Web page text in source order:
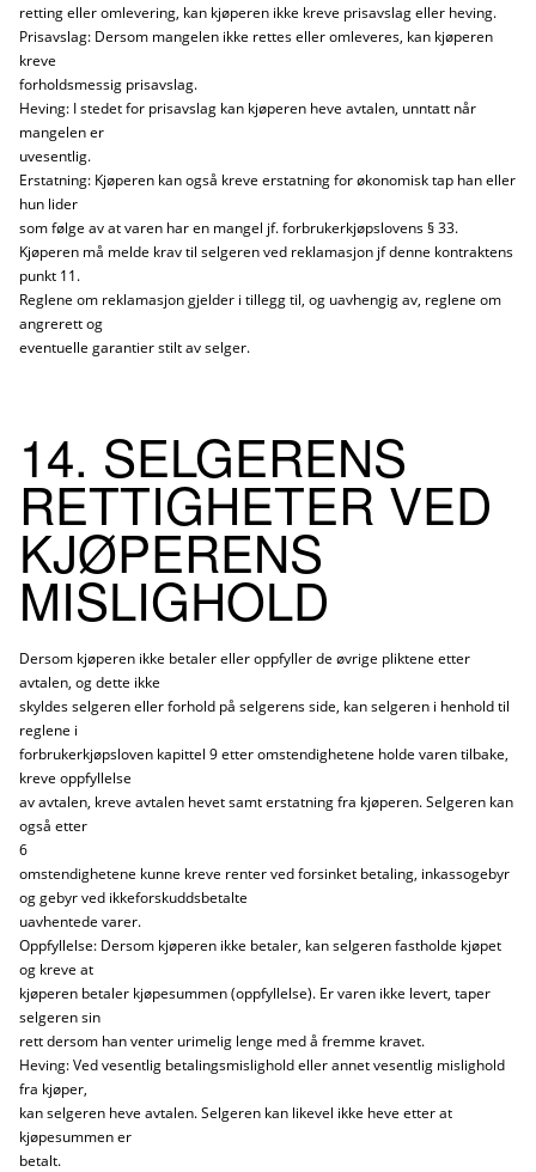
retting eller omlevering, kan kjøperen ikke kreve prisavslag eller heving.
Prisavslag: Dersom mangelen ikke rettes eller omleveres, kan kjøperen
kreve
forholdsmessig prisavslag.
Heving: I stedet for prisavslag kan kjøperen heve avtalen, unntatt når
mangelen er
uvesentlig.
Erstatning: Kjøperen kan også kreve erstatning for økonomisk tap han eller
hun lider
som følge av at varen har en mangel jf. forbrukerkjøpslovens § 33.
Kjøperen må melde krav til selgeren ved reklamasjon jf denne kontraktens
punkt 11.
Reglene om reklamasjon gjelder i tillegg til, og uavhengig av, reglene om
angrerett og
eventuelle garantier stilt av selger.
14. SELGERENS
RETTIGHETER VED
KJØPERENS
MISLIGHOLD
Dersom kjøperen ikke betaler eller oppfyller de øvrige pliktene etter
avtalen, og dette ikke
skyldes selgeren eller forhold på selgerens side, kan selgeren i henhold til
reglene i
forbrukerkjøpsloven kapittel 9 etter omstendighetene holde varen tilbake,
kreve oppfyllelse
av avtalen, kreve avtalen hevet samt erstatning fra kjøperen. Selgeren kan
også etter
6
omstendighetene kunne kreve renter ved forsinket betaling, inkassogebyr
og gebyr ved ikkeforskuddsbetalte
uavhentede varer.
Oppfyllelse: Dersom kjøperen ikke betaler, kan selgeren fastholde kjøpet
og kreve at
kjøperen betaler kjøpesummen (oppfyllelse). Er varen ikke levert, taper
selgeren sin
rett dersom han venter urimelig lenge med å fremme kravet.
Heving: Ved vesentlig betalingsmislighold eller annet vesentlig mislighold
fra kjøper,
kan selgeren heve avtalen. Selgeren kan likevel ikke heve etter at
kjøpesummen er
betalt.